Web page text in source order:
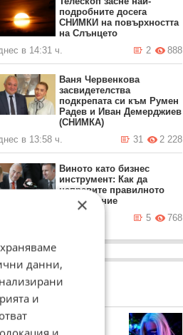
подробните досега
СНИМКИ на повърхността
на Слънцето
в 14:31 ч.
888
2
Ваня Червенкова
засвидетелства
подкрепата си към Румен
Радев и Иван Демерджиев
(СНИМКА)
в 13:58 ч.
2 228
31
Виното като бизнес
инструмент: Как да
направите правилното
впечатление
768
5
НА БИСЕРИ
- Никол
×
данни,
и